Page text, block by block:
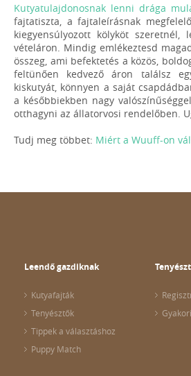
Kutyatulajdonosnak lenni drága
fajtatiszta, a fajtaleírásnak
kiegyensúlyozott kölyköt szeretnél,
vételáron. Mindig emlékeztesd
összeg, ami befektetés a közös,
feltünően kedvező áron találsz
kiskutyát, könnyen a saját
a későbbiekben nagy
otthagyni az állatorvosi rendelőben.
Tudj meg többet: Miért a Wuuff-on
Leendő gazdiknak
Kutyafajták
Tenyésztők
Tippek a választáshoz
Puppy Match